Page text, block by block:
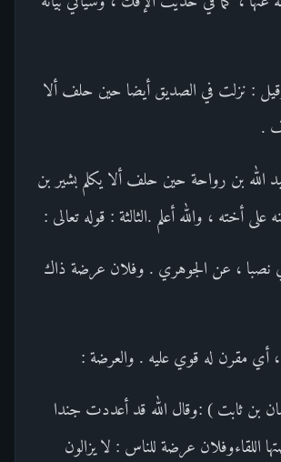
: نزلت في الصديق أيضا حين حلف ألا
.
الله بن رواحة حين حلف ألا يكلم بشير بن
على أخته ، والله أعلم .الثالثة : قوله تعالى :
نصبا ، عن الجوهري . وفلان عرضة ذاك
مقرن له قوي عليه . والعرضة :
بن ثابت ) :وقال الله قد أعددت جندا
اللقاءوفلان عرضة للناس : لا يزالون